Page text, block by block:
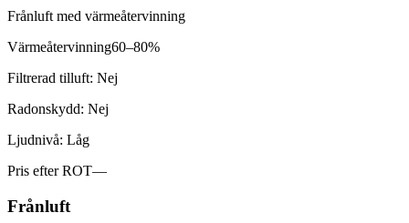
Frånluft med värmeåtervinning
Värmeåtervinning60–80%
Filtrerad tilluft: Nej
Radonskydd: Nej
Ljudnivå: Låg
Pris efter ROT—
Frånluft